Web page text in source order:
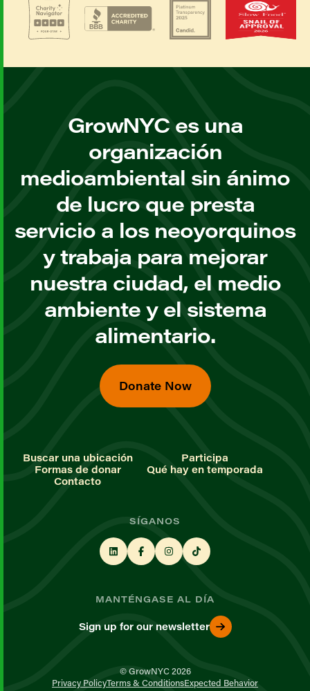
GrowNYC es una
organización
medioambiental sin ánimo
de lucro que presta
servicio a los neoyorquinos
y trabaja para mejorar
nuestra ciudad, el medio
ambiente y el sistema
alimentario.
Donate Now
Buscar una ubicación
Participa
Formas de donar
Qué hay en temporada
Contacto
SÍGANOS
MANTÉNGASE AL DÍA
Sign up for our newsletter
© GrowNYC 2026
Privacy PolicyTerms & ConditionsExpected Behavior